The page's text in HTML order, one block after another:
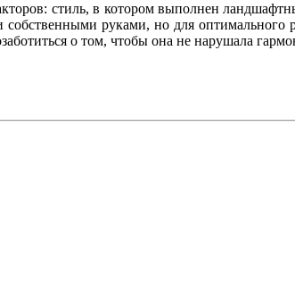
стиль, в котором выполнен
руками, но для оптимального
о том, чтобы она не нарушала